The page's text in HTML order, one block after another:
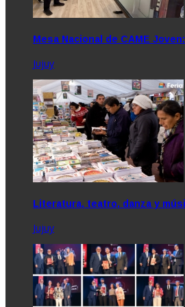
Mesa Nacional de CAME
Jujuy
Literatura, teatro, danza y
Jujuy